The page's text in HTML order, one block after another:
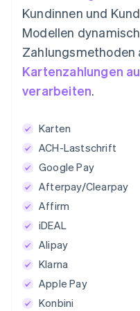
Kundinnen und
Modellen
Zahlungsmethoden
Kartenzahlungen
verarbeiten.
Karten
ACH-Lastschrift
Google Pay
Afterpay/Clearpay
Affirm
iDEAL
Alipay
Klarna
Apple Pay
Konbini